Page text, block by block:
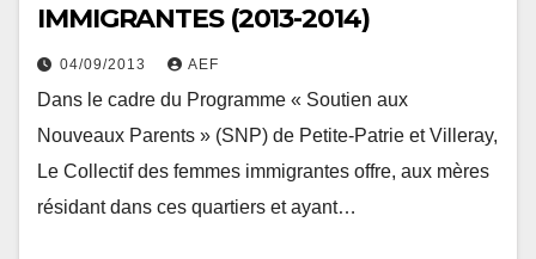
IMMIGRANTES (2013-2014)
04/09/2013 AEF
Dans le cadre du Programme « Soutien aux
Nouveaux Parents » (SNP) de Petite-Patrie et Villeray,
Le Collectif des femmes immigrantes offre, aux mères
résidant dans ces quartiers et ayant…